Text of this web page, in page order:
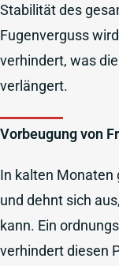
Stabilität des
Fugenverguss
verhindert, was
verlängert.
Vorbeugung von
In kalten Monaten
und dehnt sich
kann. Ein
verhindert diesen